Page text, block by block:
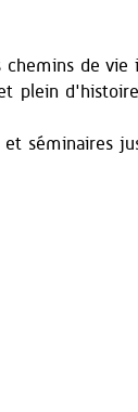
de vie
plein
séminaires